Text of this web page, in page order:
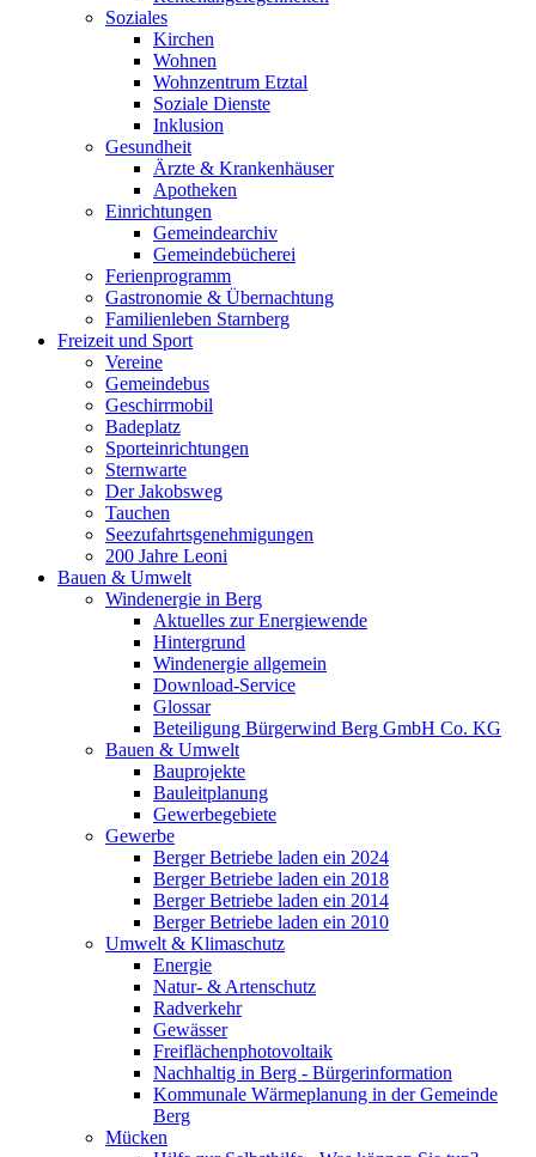
Soziales
Kirchen
Wohnen
Wohnzentrum Etztal
Soziale Dienste
Inklusion
Gesundheit
Ärzte & Krankenhäuser
Apotheken
Einrichtungen
Gemeindearchiv
Gemeindebücherei
Ferienprogramm
Gastronomie & Übernachtung
Familienleben Starnberg
Freizeit und Sport
Vereine
Gemeindebus
Geschirrmobil
Badeplatz
Sporteinrichtungen
Sternwarte
Der Jakobsweg
Tauchen
Seezufahrtsgenehmigungen
200 Jahre Leoni
Bauen & Umwelt
Windenergie in Berg
Aktuelles zur Energiewende
Hintergrund
Windenergie allgemein
Download-Service
Glossar
Beteiligung Bürgerwind Berg GmbH Co. KG
Bauen & Umwelt
Bauprojekte
Bauleitplanung
Gewerbegebiete
Gewerbe
Berger Betriebe laden ein 2024
Berger Betriebe laden ein 2018
Berger Betriebe laden ein 2014
Berger Betriebe laden ein 2010
Umwelt & Klimaschutz
Energie
Natur- & Artenschutz
Radverkehr
Gewässer
Freiflächenphotovoltaik
Nachhaltig in Berg - Bürgerinformation
Kommunale Wärmeplanung in der Gemeinde
Berg
Mücken